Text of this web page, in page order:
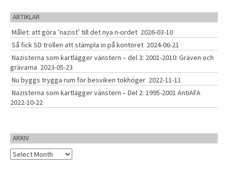
a
t
i
o
n
c
h
f
o
r
ARTIKLAR
Målet: att göra ’nazist’ till det nya n-ordet 2026-03-10
Så fick SD trollen att stämpla in på kontoret 2024-06-21
Nazisterna som kartlägger vänstern – del 3: 2001-2010: Gräven och
grävarna 2023-05-23
Nu byggs trygga rum för besviken tokhöger 2022-11-11
Nazisterna som kartlägger vänstern – Del 2: 1995-2001 AntiAFA
2022-10-22
ARKIV
A
r